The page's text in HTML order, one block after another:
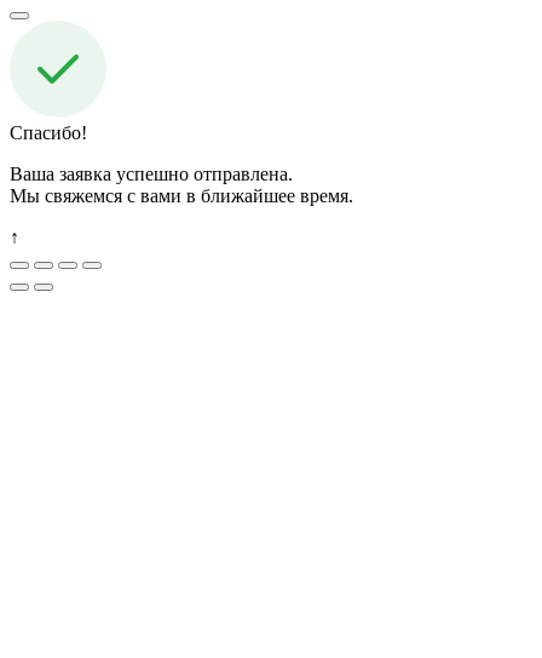
Спасибо!
Ваша заявка успешно отправлена.
Мы свяжемся с вами в ближайшее время.
↑